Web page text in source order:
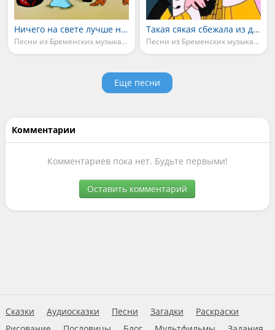
Ничего на свете лучше нету
Песни из Бременских музыкантов
Такая сякая сбежала из дворца
Песни из Бременских музыкантов
Еще песни
Комментарии
Комментариев пока нет. Будьте первыми!
Оставить комментарий
Сказки Аудиосказки Песни Загадки
Раскраски